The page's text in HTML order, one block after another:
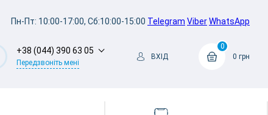
Пн-Пт: 10:00-17:00, Сб:10:00-15:00 Telegram ViberWhatsApp
+38 (044) 390 63 05
Передзвоніть мені
ВХІД
0
0 грн